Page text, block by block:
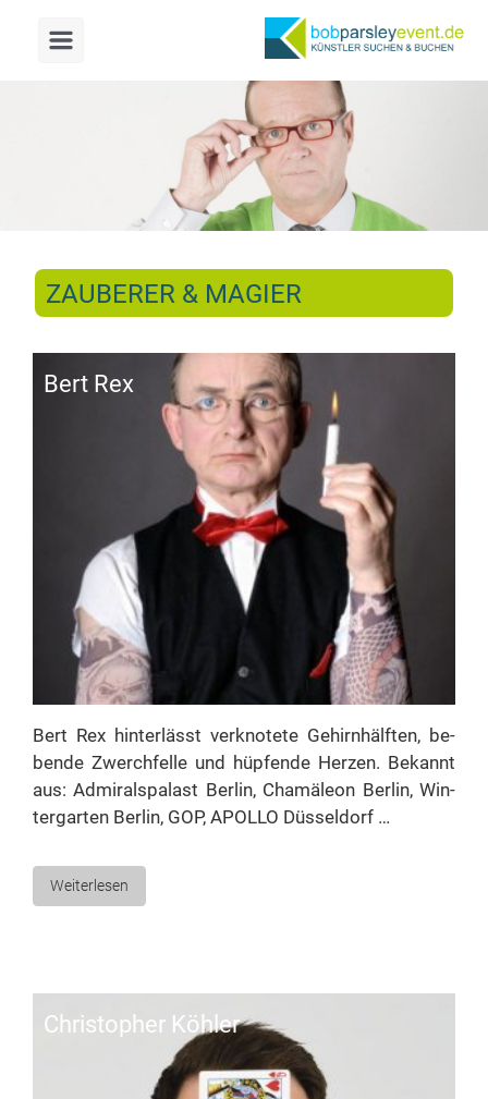
ZAUBERER & MAGIER
Bert Rex
Bert Rex hin­ter­lässt ver­kno­te­te Ge­hirn­hälf­ten, be­
ben­de Zwerch­fel­le und hüp­fen­de Her­zen. Be­kannt
aus: Ad­mi­rals­pa­last Ber­lin, Cha­mä­le­on Ber­lin, Win­
ter­gar­ten Ber­lin, GOP, APOLLO Düsseldorf …
Weiterlesen
Chris­to­pher Köhler